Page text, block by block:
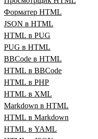
Форматер HTML
JSON в HTML
HTML в PUG
PUG в HTML
BBCode в HTML
HTML в BBCode
HTML в PHP
HTML в XML
Markdown в HTML
HTML в Markdown
HTML в YAML